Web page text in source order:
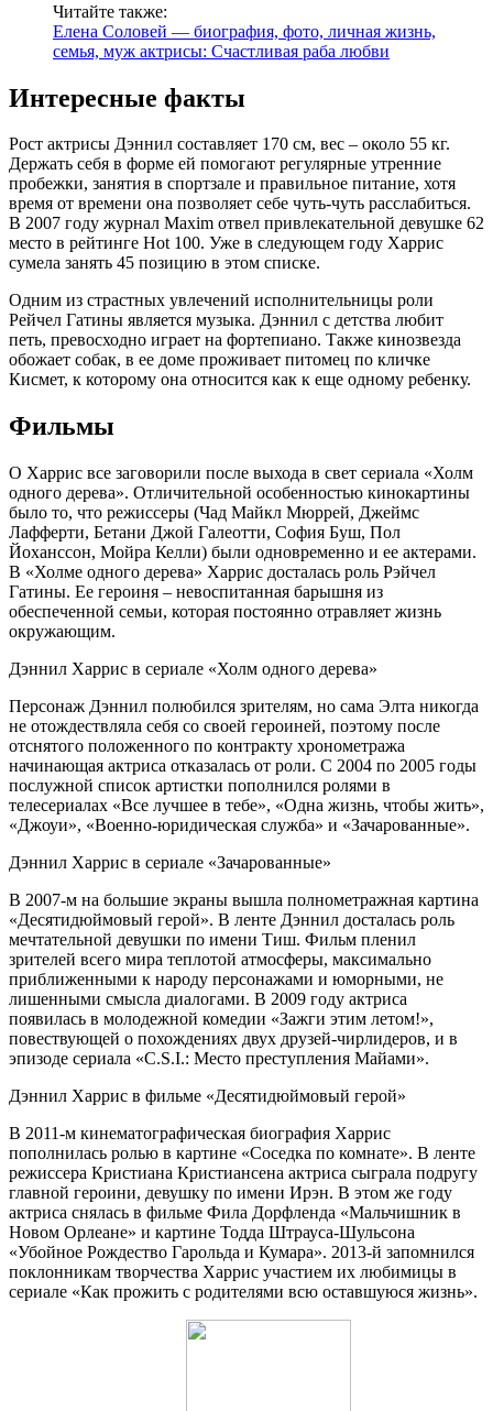
Читайте также:
Елена Соловей — биография, фото, личная жизнь,
семья, муж актрисы: Счастливая раба любви
Интересные факты
Рост актрисы Дэннил составляет 170 см, вес – около 55 кг.
Держать себя в форме ей помогают регулярные утренние
пробежки, занятия в спортзале и правильное питание, хотя
время от времени она позволяет себе чуть-чуть расслабиться.
В 2007 году журнал Maxim отвел привлекательной девушке 62
место в рейтинге Hot 100. Уже в следующем году Харрис
сумела занять 45 позицию в этом списке.
Одним из страстных увлечений исполнительницы роли
Рейчел Гатины является музыка. Дэннил с детства любит
петь, превосходно играет на фортепиано. Также кинозвезда
обожает собак, в ее доме проживает питомец по кличке
Кисмет, к которому она относится как к еще одному ребенку.
Фильмы
О Харрис все заговорили после выхода в свет сериала «Холм
одного дерева». Отличительной особенностью кинокартины
было то, что режиссеры (Чад Майкл Мюррей, Джеймс
Лафферти, Бетани Джой Галеотти, София Буш, Пол
Йоханссон, Мойра Келли) были одновременно и ее актерами.
В «Холме одного дерева» Харрис досталась роль Рэйчел
Гатины. Ее героиня – невоспитанная барышня из
обеспеченной семьи, которая постоянно отравляет жизнь
окружающим.
Дэннил Харрис в сериале «Холм одного дерева»
Персонаж Дэннил полюбился зрителям, но сама Элта никогда
не отождествляла себя со своей героиней, поэтому после
отснятого положенного по контракту хронометража
начинающая актриса отказалась от роли. С 2004 по 2005 годы
послужной список артистки пополнился ролями в
телесериалах «Все лучшее в тебе», «Одна жизнь, чтобы жить»,
«Джоуи», «Военно-юридическая служба» и «Зачарованные».
Дэннил Харрис в сериале «Зачарованные»
В 2007-м на большие экраны вышла полнометражная картина
«Десятидюймовый герой». В ленте Дэннил досталась роль
мечтательной девушки по имени Тиш. Фильм пленил
зрителей всего мира теплотой атмосферы, максимально
приближенными к народу персонажами и юморными, не
лишенными смысла диалогами. В 2009 году актриса
появилась в молодежной комедии «Зажги этим летом!»,
повествующей о похождениях двух друзей-чирлидеров, и в
эпизоде сериала «C.S.I.: Место преступления Майами».
Дэннил Харрис в фильме «Десятидюймовый герой»
В 2011-м кинематографическая биография Харрис
пополнилась ролью в картине «Соседка по комнате». В ленте
режиссера Кристиана Кристиансена актриса сыграла подругу
главной героини, девушку по имени Ирэн. В этом же году
актриса снялась в фильме Фила Дорфленда «Мальчишник в
Новом Орлеане» и картине Тодда Штрауса-Шульсона
«Убойное Рождество Гарольда и Кумара». 2013-й запомнился
поклонникам творчества Харрис участием их любимицы в
сериале «Как прожить с родителями всю оставшуюся жизнь».